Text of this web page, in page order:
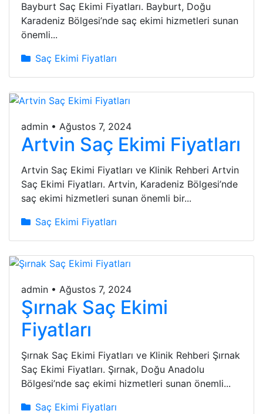
Bayburt Saç Ekimi Fiyatları. Bayburt, Doğu
Karadeniz Bölgesi’nde saç ekimi hizmetleri sunan
önemli...
Saç Ekimi Fiyatları
admin • Ağustos 7, 2024
Artvin Saç Ekimi Fiyatları
Artvin Saç Ekimi Fiyatları ve Klinik Rehberi Artvin
Saç Ekimi Fiyatları. Artvin, Karadeniz Bölgesi’nde
saç ekimi hizmetleri sunan önemli bir...
Saç Ekimi Fiyatları
admin • Ağustos 7, 2024
Şırnak Saç Ekimi
Fiyatları
Şırnak Saç Ekimi Fiyatları ve Klinik Rehberi Şırnak
Saç Ekimi Fiyatları. Şırnak, Doğu Anadolu
Bölgesi’nde saç ekimi hizmetleri sunan önemli...
Saç Ekimi Fiyatları